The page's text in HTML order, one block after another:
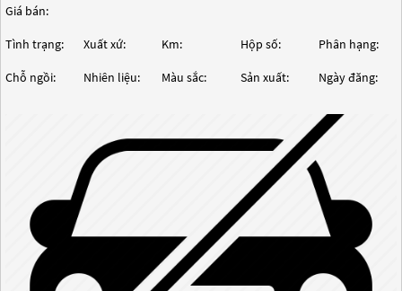
Giá bán:
Tình trạng: Xuất xứ: Km: Hộp số: Phân hạng:
Chỗ ngồi: Nhiên liệu: Màu sắc: Sản xuất: Ngày đăng: